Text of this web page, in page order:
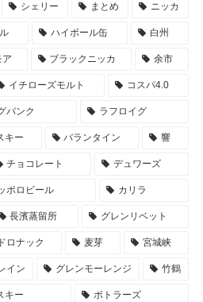
シェリー まとめ ニッカ
ハイボール缶 白州
ア ブラックニッカ 余市
イチローズモルト コスパ4.0
バンク ラフロイグ
キー バランタイン 響
チョコレート デュワーズ
ポロビール カリラ
長濱蒸留所 グレンリベット
ロナック 麦芽 宮城峡
イン グレンモーレンジ 竹鶴
キー ボトラーズ